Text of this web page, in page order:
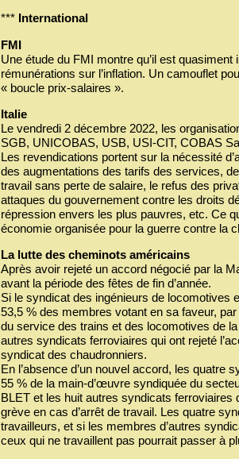
*** International
FMI
Une étude du FMI montre qu’il est quasiment
rémunérations sur l’inflation. Un camouflet
« boucle prix-salaires ».
Italie
Le vendredi 2 décembre 2022, les
SGB, UNICOBAS, USB, USI-CIT, COBAS
Les revendications portent sur la nécessité
des augmentations des tarifs des services,
travail sans perte de salaire, le refus des
attaques du gouvernement contre les droits
répression envers les plus pauvres, etc. Ce
économie organisée pour la guerre contre la
La lutte des cheminots américains
Après avoir rejeté un accord négocié par la
avant la période des fêtes de fin d’année.
Si le syndicat des ingénieurs de locomotives
53,5 % des membres votant en sa faveur,
du service des trains et des locomotives de
autres syndicats ferroviaires qui ont rejeté
syndicat des chaudronniers.
En l’absence d’un nouvel accord, les quatre
55 % de la main-d’œuvre syndiquée du
BLET et les huit autres syndicats ferroviaires
grève en cas d’arrêt de travail. Les quatre
travailleurs, et si les membres d’autres
ceux qui ne travaillent pas pourrait passer à